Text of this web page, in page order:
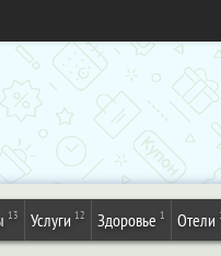
13 Услуги 12 Здоровье 1 Отели